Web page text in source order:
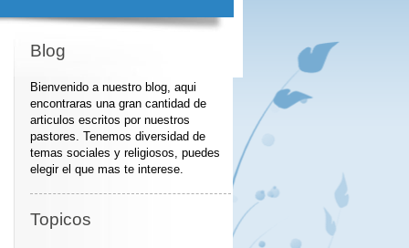
Blog
Bienvenido a nuestro blog, aqui
encontraras una gran cantidad de
articulos escritos por nuestros
pastores. Tenemos diversidad de
temas sociales y religiosos, puedes
elegir el que mas te interese.
Topicos